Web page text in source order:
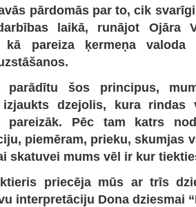
pārdomās par to, cik
laikā, runājot Ojāra
kā pareiza ķermeņa
parādītu šos principus,
dzejolis, kura rindas
pareizāk. Pēc tam katrs
piemēram, prieku, skumjas
skatuvei mums vēl ir kur
priecēja mūs ar trīs
interpretāciju Dona dziesmai